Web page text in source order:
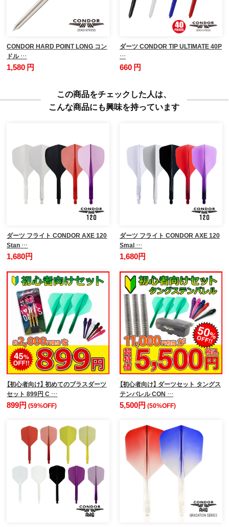
CONDOR HARD POINT LONG コン
ドル …
1,580 円
ダーツ CONDOR TIP ULTIMATE 40P
…
660 円
この商品をチェックした人は、
こんな商品にも興味を持っています
ダーツ フライト CONDOR AXE 120
Stan …
1,680円
ダーツ フライト CONDOR AXE 120
Smal …
1,680円
【初心者向け】 初めてのブラスダーツ
セット 899円 C …
899円(59%OFF)
【初心者向け】 ダーツセット タングス
テンバレル CON …
5,500円 (50%OFF)